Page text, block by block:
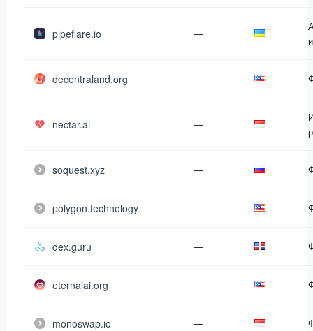
pipeflare.io —
decentraland.org —
nectar.ai —
soquest.xyz —
polygon.technology —
dex.guru —
eternalai.org —
monoswap.io —